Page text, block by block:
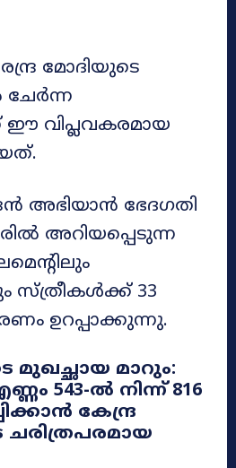
മോദിയുടെ
വിപ്ലവകരമായ
അഭിയാൻ ഭേദഗതി
അറിയപ്പെടുന്ന
സ്ത്രീകൾക്ക് 33
ഉറപ്പാക്കുന്നു.
മാറും:
543-ൽ നിന്ന് 816
കേന്ദ്ര
ചരിത്രപരമായ